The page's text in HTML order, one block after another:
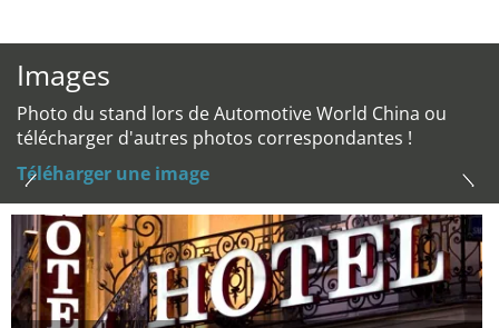
Images
Photo du stand lors de Automotive World China ou
télécharger d'autres photos correspondantes !
Téléharger une image